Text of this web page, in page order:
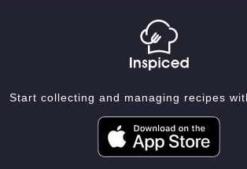
Start collecting and managing recipes